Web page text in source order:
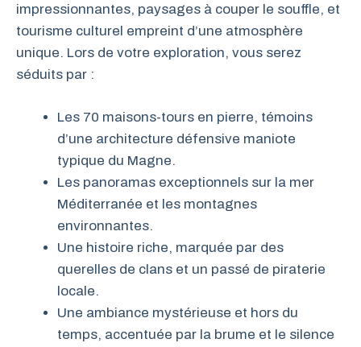
impressionnantes, paysages à couper le souffle, et
tourisme culturel empreint d’une atmosphère
unique. Lors de votre exploration, vous serez
séduits par :
Les 70 maisons-tours en pierre, témoins
d’une architecture défensive maniote
typique du Magne.
Les panoramas exceptionnels sur la mer
Méditerranée et les montagnes
environnantes.
Une histoire riche, marquée par des
querelles de clans et un passé de piraterie
locale.
Une ambiance mystérieuse et hors du
temps, accentuée par la brume et le silence